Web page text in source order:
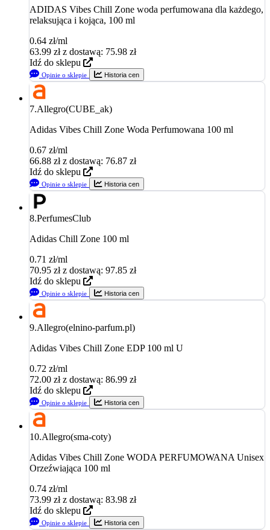
ADIDAS Vibes Chill Zone woda perfumowana dla każdego,
relaksująca i kojąca, 100 ml
0.64 zł/ml
63.99 zł z dostawą: 75.98 zł
Idź do sklepu
Opinie o sklepie Historia cen
7.Allegro(CUBE_ak)
Adidas Vibes Chill Zone Woda Perfumowana 100 ml
0.67 zł/ml
66.88 zł z dostawą: 76.87 zł
Idź do sklepu
Opinie o sklepie Historia cen
8.PerfumesClub
Adidas Chill Zone 100 ml
0.71 zł/ml
70.95 zł z dostawą: 97.85 zł
Idź do sklepu
Opinie o sklepie Historia cen
9.Allegro(elnino-parfum.pl)
Adidas Vibes Chill Zone EDP 100 ml U
0.72 zł/ml
72.00 zł z dostawą: 86.99 zł
Idź do sklepu
Opinie o sklepie Historia cen
10.Allegro(sma-coty)
Adidas Vibes Chill Zone WODA PERFUMOWANA Unisex
Orzeźwiająca 100 ml
0.74 zł/ml
73.99 zł z dostawą: 83.98 zł
Idź do sklepu
Opinie o sklepie Historia cen